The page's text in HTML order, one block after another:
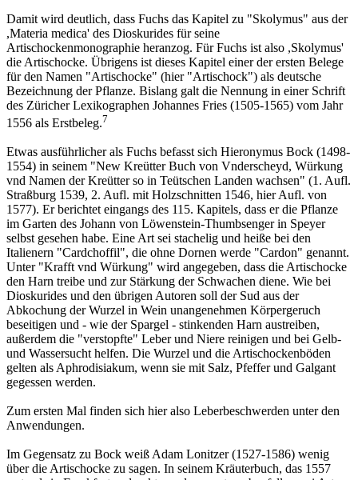
Damit wird deutlich, dass Fuchs das Kapitel zu "Skolymus" aus der
,Materia medica' des Dioskurides für seine
Artischockenmonographie heranzog. Für Fuchs ist also ,Skolymus'
die Artischocke. Übrigens ist dieses Kapitel einer der ersten Belege
für den Namen "Artischocke" (hier "Artischock") als deutsche
Bezeichnung der Pflanze. Bislang galt die Nennung in einer Schrift
des Züricher Lexikographen Johannes Fries (1505-1565) vom Jahr
1556 als Erstbeleg.7
Etwas ausführlicher als Fuchs befasst sich Hieronymus Bock (1498-
1554) in seinem "New Kreütter Buch von Vnderscheyd, Würkung
vnd Namen der Kreütter so in Teütschen Landen wachsen" (1. Aufl.
Straßburg 1539, 2. Aufl. mit Holzschnitten 1546, hier Aufl. von
1577). Er berichtet eingangs des 115. Kapitels, dass er die Pflanze
im Garten des Johann von Löwenstein-Thumbsenger in Speyer
selbst gesehen habe. Eine Art sei stachelig und heiße bei den
Italienern "Cardchoffil", die ohne Dornen werde "Cardon" genannt.
Unter "Krafft vnd Würkung" wird angegeben, dass die Artischocke
den Harn treibe und zur Stärkung der Schwachen diene. Wie bei
Dioskurides und den übrigen Autoren soll der Sud aus der
Abkochung der Wurzel in Wein unangenehmen Körpergeruch
beseitigen und - wie der Spargel - stinkenden Harn austreiben,
außerdem die "verstopfte" Leber und Niere reinigen und bei Gelb-
und Wassersucht helfen. Die Wurzel und die Artischockenböden
gelten als Aphrodisiakum, wenn sie mit Salz, Pfeffer und Galgant
gegessen werden.
Zum ersten Mal finden sich hier also Leberbeschwerden unter den
Anwendungen.
Im Gegensatz zu Bock weiß Adam Lonitzer (1527-1586) wenig
über die Artischocke zu sagen. In seinem Kräuterbuch, das 1557